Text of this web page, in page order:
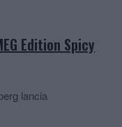
Edition Spicy
lancia